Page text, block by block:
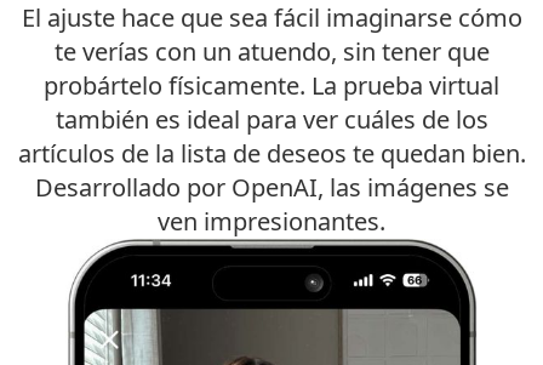
El ajuste hace que sea fácil imaginarse cómo
te verías con un atuendo, sin tener que
probártelo físicamente. La prueba virtual
también es ideal para ver cuáles de los
artículos de la lista de deseos te quedan bien.
Desarrollado por OpenAI, las imágenes se
ven impresionantes.